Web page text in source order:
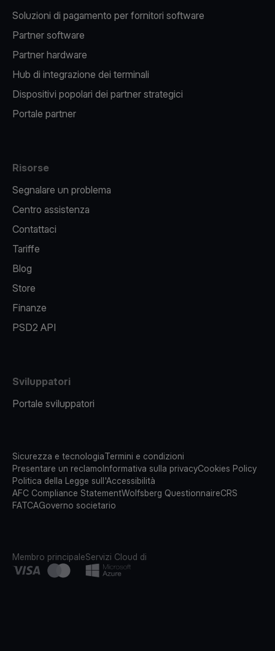
Soluzioni di pagamento per fornitori software
Partner software
Partner hardware
Hub di integrazione dei terminali
Dispositivi popolari dei partner strategici
Portale partner
Risorse
Segnalare un problema
Centro assistenza
Contattaci
Tariffe
Blog
Store
Finanze
PSD2 API
Sviluppatori
Portale sviluppatori
Sicurezza e tecnologiaTermini e condizioni
Presentare un reclamoInformativa sulla privacyCookies Policy
Politica della Legge sull'Accessibilità
AFC Compliance StatementWolfsberg QuestionnaireCRS
FATCAGoverno societario
Membro principaleServizi Cloud di